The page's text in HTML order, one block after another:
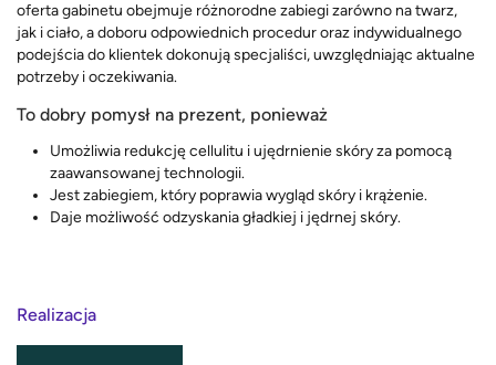
oferta gabinetu obejmuje różnorodne zabiegi zarówno na twarz,
jak i ciało, a doboru odpowiednich procedur oraz indywidualnego
podejścia do klientek dokonują specjaliści, uwzględniając aktualne
potrzeby i oczekiwania.
To dobry pomysł na prezent, ponieważ
Umożliwia redukcję cellulitu i ujędrnienie skóry za pomocą
zaawansowanej technologii.
Jest zabiegiem, który poprawia wygląd skóry i krążenie.
Daje możliwość odzyskania gładkiej i jędrnej skóry.
Realizacja